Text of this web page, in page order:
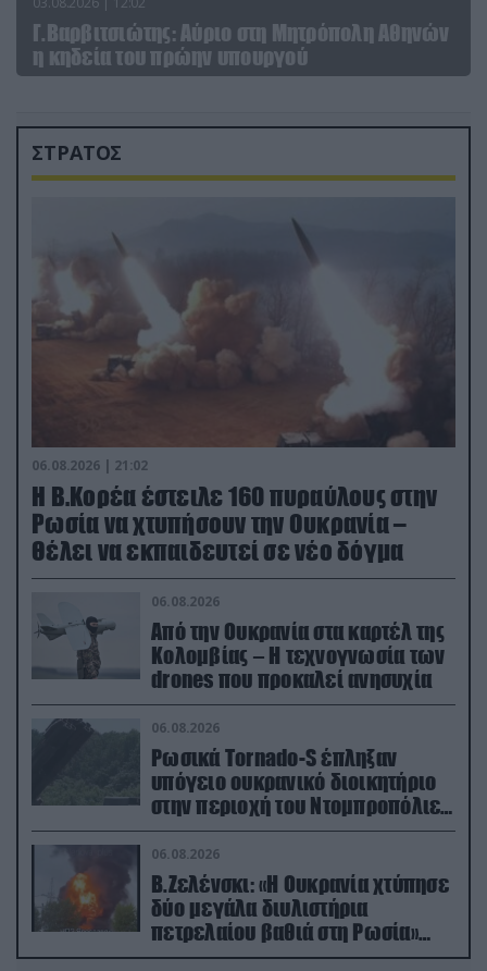
Γ.Βαρβιτσιώτης: Aύριο στη Μητρόπολη Αθηνών
η κηδεία του πρώην υπουργού
ΣΤΡΑΤΟΣ
06.08.2026 | 21:02
Η Β.Κορέα έστειλε 160 πυραύλους στην
Ρωσία να χτυπήσουν την Ουκρανία –
Θέλει να εκπαιδευτεί σε νέο δόγμα
06.08.2026
Από την Ουκρανία στα καρτέλ της
Κολομβίας – Η τεχνογνωσία των
drones που προκαλεί ανησυχία
06.08.2026
Ρωσικά Tornado-S έπληξαν
υπόγειο ουκρανικό διοικητήριο
στην περιοχή του Ντομπροπόλιε
(βίντεο)
06.08.2026
Β.Ζελένσκι: «Η Ουκρανία χτύπησε
δύο μεγάλα διυλιστήρια
πετρελαίου βαθιά στη Ρωσία»
(βίντεο)